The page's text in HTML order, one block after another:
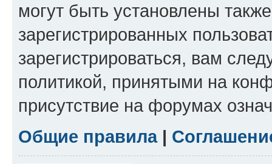
могут быть установлены
зарегистрированных
зарегистрироваться, вам
политикой, принятыми на
присутствие на форумах
Общие правила|